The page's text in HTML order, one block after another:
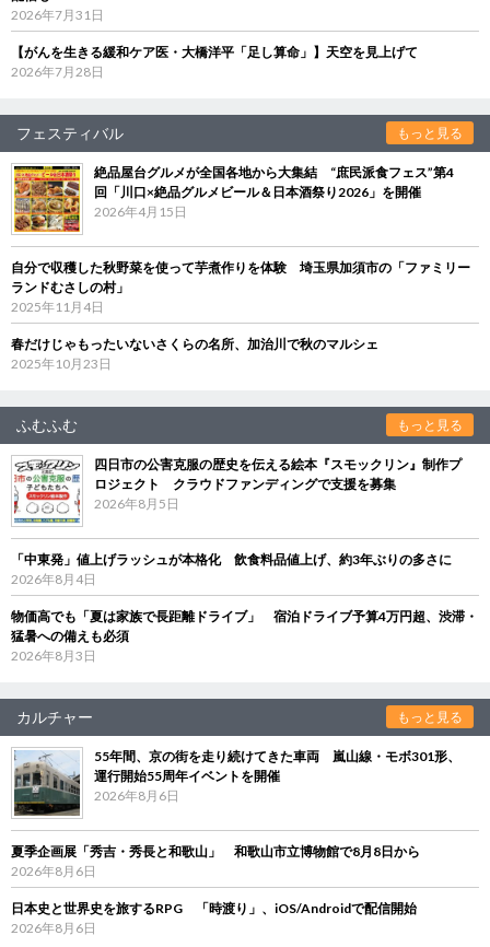
2026年7月31日
【がんを生きる緩和ケア医・大橋洋平「足し算命」】天空を見上げて
2026年7月28日
フェスティバル もっと見る
絶品屋台グルメが全国各地から大集結 “庶民派食フェス”第4
回「川口×絶品グルメビール＆日本酒祭り2026」を開催
2026年4月15日
自分で収穫した秋野菜を使って芋煮作りを体験 埼玉県加須市の「ファミリー
ランドむさしの村」
2025年11月4日
春だけじゃもったいないさくらの名所、加治川で秋のマルシェ
2025年10月23日
ふむふむ もっと見る
四日市の公害克服の歴史を伝える絵本『スモックリン』制作プ
ロジェクト クラウドファンディングで支援を募集
2026年8月5日
「中東発」値上げラッシュが本格化 飲食料品値上げ、約3年ぶりの多さに
2026年8月4日
物価高でも「夏は家族で長距離ドライブ」 宿泊ドライブ予算4万円超、渋滞・
猛暑への備えも必須
2026年8月3日
カルチャー もっと見る
55年間、京の街を走り続けてきた車両 嵐山線・モボ301形、
運行開始55周年イベントを開催
2026年8月6日
夏季企画展「秀吉・秀長と和歌山」 和歌山市立博物館で8月8日から
2026年8月6日
日本史と世界史を旅するRPG 「時渡り」、iOS/Androidで配信開始
2026年8月6日